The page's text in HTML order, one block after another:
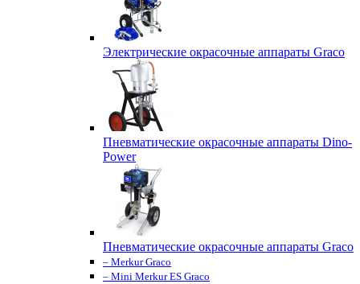
Электрические окрасочные аппараты Graco
Пневматические окрасочные аппараты Dino-
Power
Пневматические окрасочные аппараты Graco
– Merkur Graco
– Mini Merkur ES Graco